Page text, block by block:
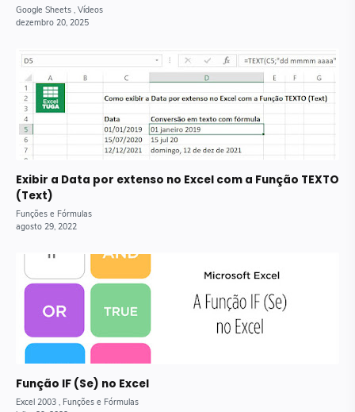
Exibir a Data por extenso no Excel com a Função TEXTO
(Text)
Função IF (Se) no Excel